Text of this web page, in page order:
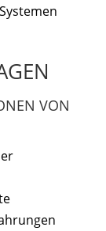
VON